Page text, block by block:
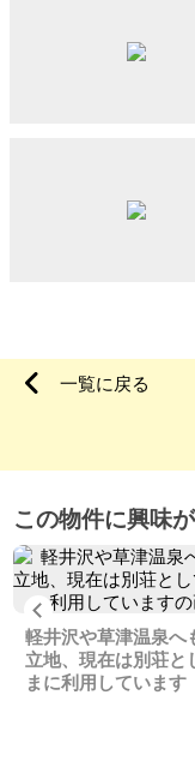
一覧に戻る
この物件に興味
Previous
軽井沢や草津温泉へ
立地、現在は別荘と
まに利用しています